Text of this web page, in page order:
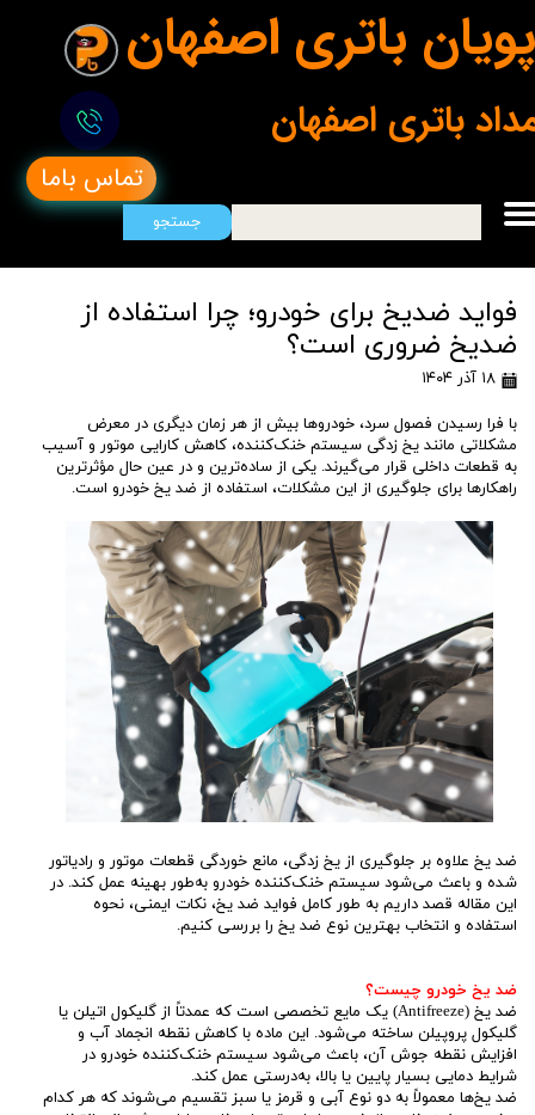
پویان باتری اصفهان
تماس باما
جستجو
باتری اصفهان
فواید ضدیخ برای خودرو؛ چرا استفاده از
ضدیخ ضروری است؟
۱۸ آذر ۱۴۰۴
با فرا رسیدن فصول سرد، خودروها بیش از هر زمان دیگری در معرض
مشکلاتی مانند یخ زدگی سیستم خنک‌کننده، کاهش کارایی موتور و آسیب
به قطعات داخلی قرار می‌گیرند. یکی از ساده‌ترین و در عین حال مؤثرترین
راهکارها برای جلوگیری از این مشکلات، استفاده از ضد یخ خودرو است.
ضد یخ علاوه بر جلوگیری از یخ زدگی، مانع خوردگی قطعات موتور و رادیاتور
شده و باعث می‌شود سیستم خنک‌کننده خودرو به‌طور بهینه عمل کند. در
این مقاله قصد داریم به طور کامل فواید ضد یخ، نکات ایمنی، نحوه
استفاده و انتخاب بهترین نوع ضد یخ را بررسی کنیم.
ضد یخ خودرو چیست؟
ضد یخ (Antifreeze) یک مایع تخصصی است که عمدتاً از گلیکول اتیلن یا
گلیکول پروپیلن ساخته می‌شود. این ماده با کاهش نقطه انجماد آب و
افزایش نقطه جوش آن، باعث می‌شود سیستم خنک‌کننده خودرو در
شرایط دمایی بسیار پایین یا بالا، به‌درستی عمل کند.
ضد یخ‌ها معمولاً به دو نوع آبی و قرمز یا سبز تقسیم می‌شوند که هر کدام